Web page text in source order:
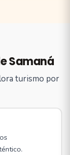
Samaná
turismo por